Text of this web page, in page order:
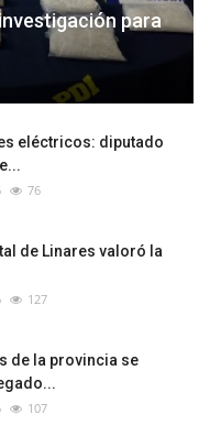
para
eléctricos: diputado
76
de Linares valoró la
127
de la provincia se
107